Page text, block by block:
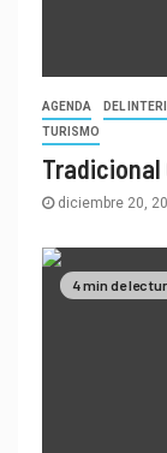
AGENDA DEL
TURISMO
Tradicional
diciembre 20,
4 min de